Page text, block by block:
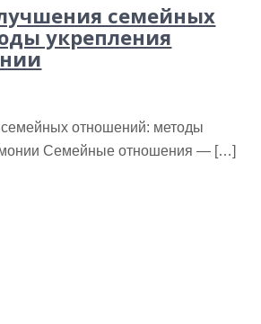
семейных
укрепления
отношений: методы
Семейные отношения — […]